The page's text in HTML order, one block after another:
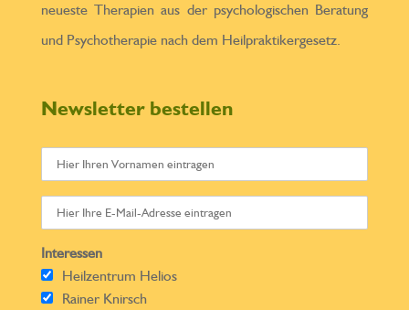
neueste Therapien aus der psychologischen Beratung
und Psychotherapie nach dem Heilpraktikergesetz.
Newsletter bestellen
Interessen
Heilzentrum Helios
Rainer Knirsch